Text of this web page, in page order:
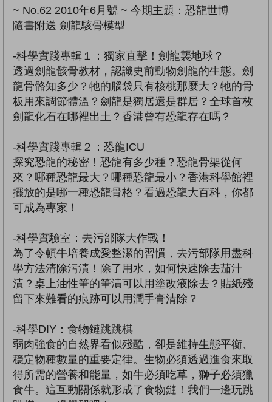
~ No.62 2010年6月號 ~ 今期主題：恐龍世博
隨書附送 劍龍駭骨模型
-科學實踐專輯１：獨家直擊！劍龍襲地球？
透過劍龍骸骨教材，認識史前動物劍龍的生態。劍
龍骨骼知多少？牠的腦袋只有核桃那麼大？牠的骨
板用來調節體溫？劍龍是獨居還是群居？全球首枚
劍龍化石在哪裡出土？香港曾有恐龍存在嗎？
-科學實踐專輯２：恐龍ICU
探究恐龍的秘密！恐龍有多少種？恐龍骨架從何
來？哪種恐龍最大？哪種恐龍最小？香港科學館裡
擺放的是哪一種恐龍骨格？看過恐龍大百科，你都
可成為專家！
-科學實驗室：去污部隊大作戰！
為了令頓牛培養成愛整潔的習慣，去污部隊用盡科
學方法清除污漬！除了用水，如何快速除去茄汁
漬？桌上油性筆的筆漬可以用塗改液除去？貼紙殘
留下來難看的痕跡可以用潤手膏清除？
-科學DIY：食物鏈跳跳棋
弱肉強食的自然界看似殘酷，卻是維持生態平衡、
穩定物種數量的重要定律。生物必須透過進食來取
得所需的營養和能量，如牛必須吃草，獅子必須獵
食牛。這互動關係就形成了食物鏈！我們一邊玩跳